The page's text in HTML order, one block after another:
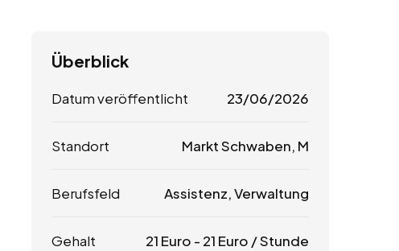
Überblick
Datum veröffentlicht 23/06/2026
Standort Markt Schwaben, M
Berufsfeld Assistenz, Verwaltung
Gehalt 21 Euro - 21 Euro / Stunde